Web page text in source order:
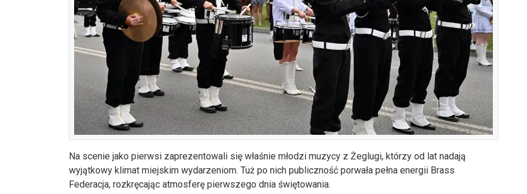
Na scenie jako pierwsi zaprezentowali się właśnie młodzi muzycy z Żeglugi, którzy od lat nadają
wyjątkowy klimat miejskim wydarzeniom. Tuż po nich publiczność porwała pełna energii Brass
Federacja, rozkręcając atmosferę pierwszego dnia świętowania.